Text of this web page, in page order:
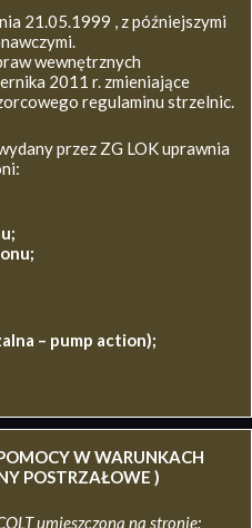
21.05.1999 , z późniejszymi
wewnętrznych
2011 r. zmieniające
regulaminu strzelnic.
przez ZG LOK uprawnia
– pump action);
W WARUNKACH
POSTRZAŁOWE )
umieszczoną na stronie: